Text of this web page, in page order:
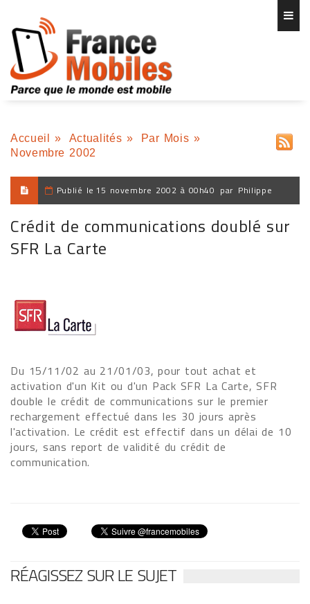
Accueil » Actualités » Par Mois »
Novembre 2002
Publié le 15 novembre 2002 à 00h40 par Philippe
Crédit de communications doublé sur
SFR La Carte
Du 15/11/02 au 21/01/03, pour tout achat et
activation d'un Kit ou d'un Pack SFR La Carte, SFR
double le crédit de communications sur le premier
rechargement effectué dans les 30 jours après
l'activation. Le crédit est effectif dans un délai de 10
jours, sans report de validité du crédit de
communication.
RÉAGISSEZ SUR LE SUJET